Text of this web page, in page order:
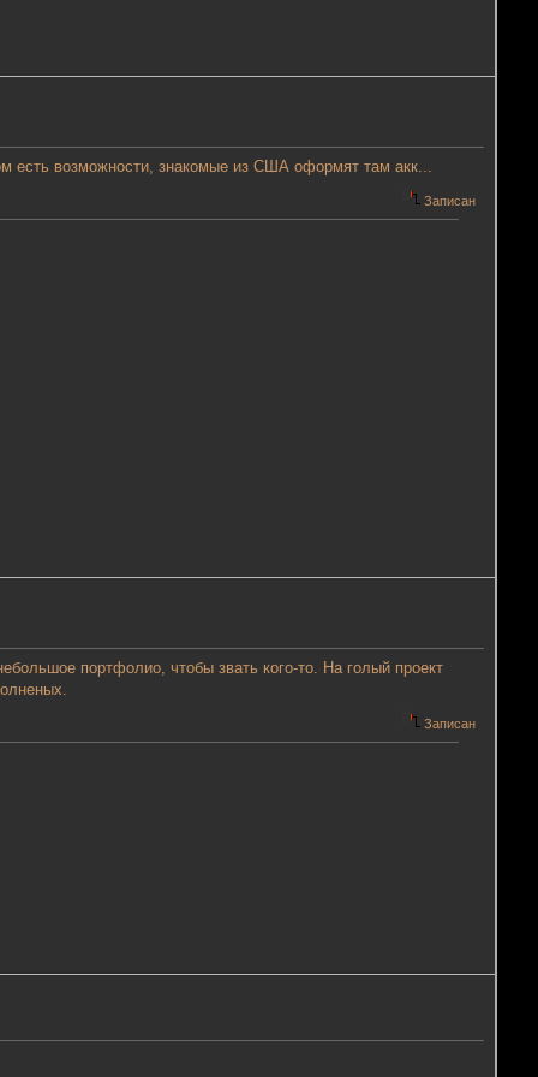
возможности, знакомые из США оформят там акк...
Записан
портфолио, чтобы звать кого-то. На голый проект
Записан